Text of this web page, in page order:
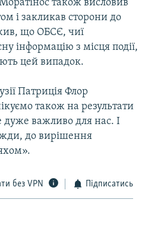
також висловив
і закликав сторони до
що ОБСЄ, чиї
інформацію з місця події,
цей випадок.
Патриція Флор
також на результати
важливо для нас. І
до вирішення
без VPN Підписатись